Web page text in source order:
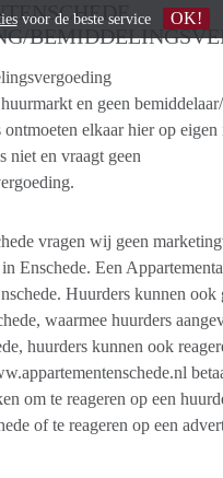
en geen
elkaar hier op
niet en vraagt geen
vragen wij geen
Enschede. Een
Huurders kunnen ook
waarmee huurders
huurders kunnen ook
om te reageren op een
of te reageren op een
voor de beste service OK!